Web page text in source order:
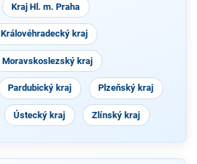
Kraj Hl. m. Praha
Královéhradecký kraj
Moravskoslezský kraj
Pardubický kraj Plzeňský kraj
Ústecký kraj Zlínský kraj